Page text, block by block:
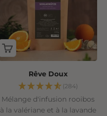
Rêve Doux
(284)
Mélange d'infusion rooibos
à la valériane et à la lavande